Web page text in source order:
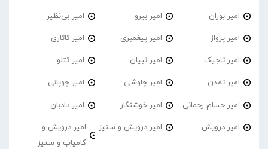
امیر‌ بوران امیر بیرو امیر بی‌نظیر
امیر پرواز امیر پیغمبری امیر تاتاری
امیر تاجیک امیر تبیان امیر تتلو
امیر تمدن امیر چاوشی امیر چوپانی
امیر حسام رحمانی امیر خوشنگار امیر دادبان
امیر درویش امیر درویش و ستیز
امیر درویش و
کامیاب و ستیز